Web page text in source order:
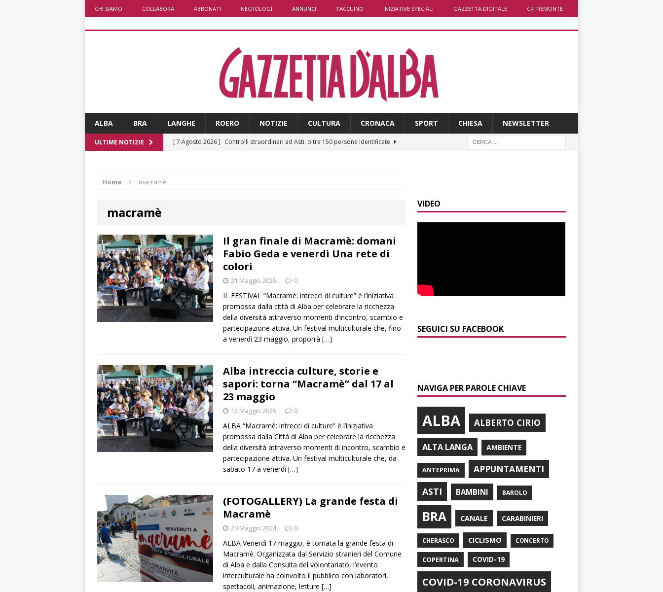
CHI SIAMO COLLABORA ABBONATI NECROLOGI ANNUNCI TACCUINO INIZIATIVE SPECIALI GAZZETTA DIGITALE CR PIEMONTE
ALBA BRA LANGHE ROERO NOTIZIE CULTURA CRONACA SPORT CHIESA NEWSLETTER
ULTIME NOTIZIE [ 7 Agosto 2026 ] Controlli straordinari ad Asti: oltre 150 persone identificate
[ 7 Agosto 2026 ]
Bollettino meteo: un po’ di temporali nel fine settimana, ma il
caldo è sempre presente
ALBA
[ 7 Agosto 2026 ]
pittura e scultura
LANGHE
[ 7 Agosto 2026 ]
Agosto in collina, le pagine da sfogliare
ALBA
Siccità e consumi record: Egea acque invita a un uso
responsabile della risorsa idrica
ALBA
vitello
PRIMO PIANO
Home macramè
macramè
Il gran finale di Macramè: domani
Fabio Geda e venerdì Una rete di
colori
21 Maggio 2025 0
IL FESTIVAL “Macramè: intrecci di culture” è l’iniziativa
promossa dalla città di Alba per celebrare la ricchezza
della diversità attraverso momenti d’incontro, scambio e
partecipazione attiva. Un festival multiculturale che, fino
a venerdì 23 maggio, proporrà […]
Alba intreccia culture, storie e
sapori: torna “Macramè” dal 17 al
23 maggio
12 Maggio 2025 0
ALBA “Macramè: intrecci di culture” è l’iniziativa
promossa dalla Città di Alba per celebrare la ricchezza
della diversità attraverso momenti di incontro, scambio e
partecipazione attiva. Un festival multiculturale che, da
sabato 17 a venerdì […]
(FOTOGALLERY) La grande festa di
Macramè
20 Maggio 2024 0
ALBA Venerdì 17 maggio, è tornata la grande festa di
Macramè. Organizzata dal Servizio stranieri del Comune
di Alba e dalla Consulta del volontariato, l’evento
interculturale ha coinvolto il pubblico con laboratori,
spettacoli, animazione, letture […]
VIDEO
SEGUICI SU FACEBOOK
NAVIGA PER PAROLE CHIAVE
ALBA ALBERTO CIRIO
ALTA LANGA AMBIENTE
ANTEPRIMA
APPUNTAMENTI
ASTI
BAMBINI BAROLO
BRA CANALE CARABINIERI
CHERASCO CICLISMO CONCERTO
COPERTINA COVID-19
COVID-19 CORONAVIRUS